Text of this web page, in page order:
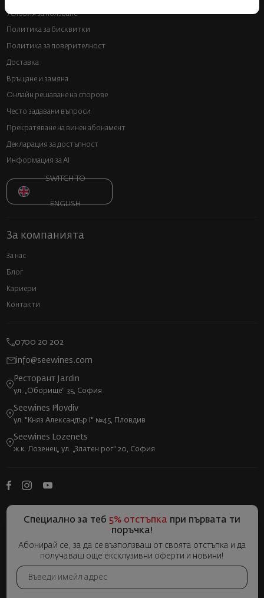
Условия за ползване
Политика за бисквитки
Политика за поверителност
Доставка
Връщане и замяна
Онлайн решаване на спорове
Често задавани въпроси
Прекратяване на винен абонамент
Декларация за достъпност
Информация за AI
SWITCH TO
ENGLISH
За компанията
За нас
Блог
Кариери
Контакти
0700 20 202
info@seewines.com
Ресторант Jardin
ул. „Оборище“ 35, София
Seewines Plovdiv
ул. "Княз Александър I" №45, Пловдив
Seewines Lozenets
ж.к. Лозенец, ул. „Златен рог“ 20, София
Специално за теб 5% отстъпка при първата ти
поръчка!
Абонирай се, за да се възползваш от своята отстъпка и да
получаваш още ексклузивни оферти и новини!